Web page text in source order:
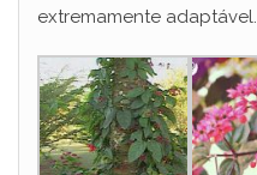
extremamente adaptável.